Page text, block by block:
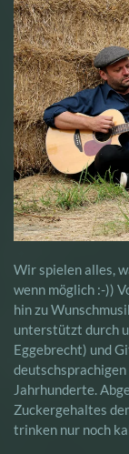
Wir spielen alles,
wenn möglich :-))
hin zu
unterstützt durch
Eggebrecht) und
Jahrhunderte.
Zuckergehaltes
trinken nur noch